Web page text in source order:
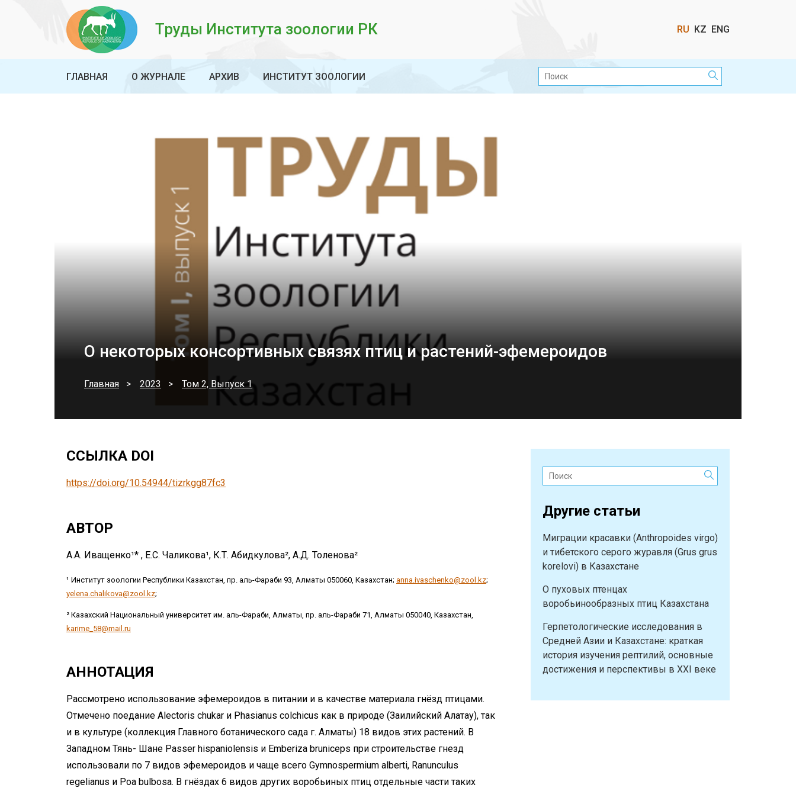
Труды Института зоологии РК
Выбор
RU KZ ENG
ГЛАВНАЯ О ЖУРНАЛЕ АРХИВ ИНСТИТУТ ЗООЛОГИИ Поиск:
О некоторых консортивных связях птиц и растений-эфемероидов
Главная 2023 Том 2, Выпуск 1
ССЫЛКА DOI
https://doi.org/10.54944/tizrkgg87fc3
АВТОР
А.А. Иващенко¹* , Е.С. Чаликова¹, К.Т. Абидкулова², А.Д. Толенова²
¹ Институт зоологии Республики Казахстан, пр. аль-Фараби 93, Алматы 050060, Казахстан; anna.ivaschenko@zool.kz;
yelena.chalikova@zool.kz;
² Казахский Национальный университет им. аль-Фараби, Алматы, пр. аль-Фараби 71, Алматы 050040, Казахстан,
karime_58@mail.ru
АННОТАЦИЯ
Рассмотрено использование эфемероидов в питании и в качестве материала гнёзд птицами.
Отмечено поедание Alectoris chukar и Phasianus colchicus как в природе (Заилийский Алатау), так
и в культуре (коллекция Главного ботанического сада г. Алматы) 18 видов этих растений. В
Западном Тянь- Шане Passer hispaniolensis и Emberiza bruniceps при строительстве гнезд
использовали по 7 видов эфемероидов и чаще всего Gymnospermium alberti, Ranunculus
regelianus и Poa bulbosa. В гнёздах 6 видов других воробьиных птиц отдельные части таких
Поиск:
Другие статьи
Миграции красавки (Anthropoides virgo)
и тибетского серого журавля (Grus grus
korelovi) в Казахстане
О пуховых птенцах
воробьинообразных птиц Казахстана
Герпетологические исследования в
Средней Азии и Казахстане: краткая
история изучения рептилий, основные
достижения и перспективы в XXI веке